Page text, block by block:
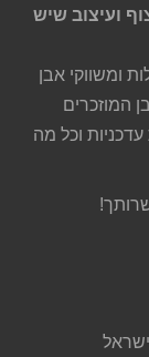
ועיצוב שיש
ומשווקי אבן
המוזכרים
וכל מה